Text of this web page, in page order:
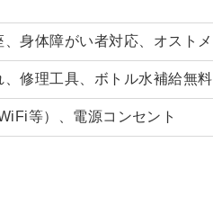
身体障がい者対応、オスト
修理工具、ボトル水補給無料
等）、電源コンセント